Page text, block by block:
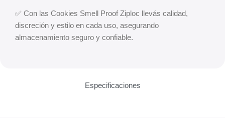
Especificaciones
✅ Con las Cookies Smell Proof Ziploc llevás calidad,
discreción y estilo en cada uso, asegurando
almacenamiento seguro y confiable.